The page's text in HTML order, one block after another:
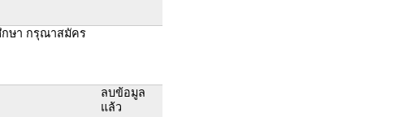
ษา กรุณาสมัคร
ลบข้อมูล
แล้ว